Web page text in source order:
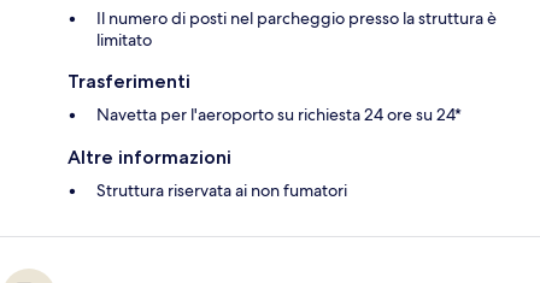
Il numero di posti nel parcheggio presso la struttura è
limitato
Trasferimenti
Navetta per l'aeroporto su richiesta 24 ore su 24*
Altre informazioni
Struttura riservata ai non fumatori